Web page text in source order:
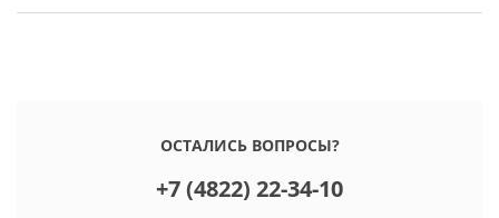
ОСТАЛИСЬ ВОПРОСЫ?
+7 (4822) 22-34-10